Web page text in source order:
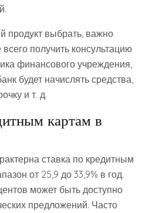
продукт выбрать, важно
получить консультацию
финансового учреждения,
будет начислять средства,
и т. д.
картам в
ставка по кредитным
от 25,9 до 33,9% в год.
может быть доступно
предложений. Часто